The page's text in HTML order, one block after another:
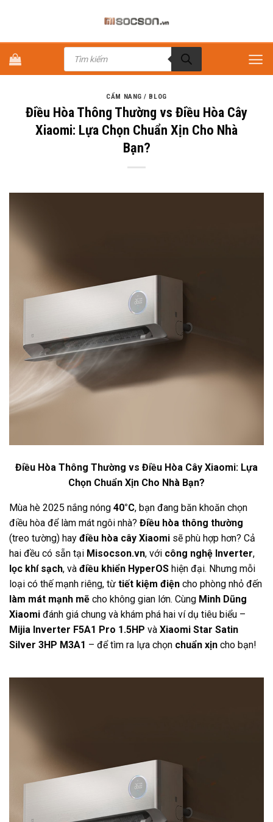
dung
Tìm
kiếm
phẩm
CẨM NANG / BLOG
Điều Hòa Thông Thường vs Điều Hòa Cây
Xiaomi: Lựa Chọn Chuẩn Xịn Cho Nhà
Bạn?
Điều Hòa Thông Thường vs Điều Hòa Cây Xiaomi: Lựa
Chọn Chuẩn Xịn Cho Nhà Bạn?
Mùa hè 2025 nắng nóng 40°C, bạn đang băn khoăn chọn
điều hòa để làm mát ngôi nhà? Điều hòa thông thường
(treo tường) hay điều hòa cây Xiaomi sẽ phù hợp hơn? Cả
hai đều có sẵn tại Misocson.vn, với công nghệ Inverter,
lọc khí sạch, và điều khiển HyperOS hiện đại. Nhưng mỗi
loại có thế mạnh riêng, từ tiết kiệm điện cho phòng nhỏ đến
làm mát mạnh mẽ cho không gian lớn. Cùng Minh Dũng
Xiaomi đánh giá chung và khám phá hai ví dụ tiêu biểu –
Mijia Inverter F5A1 Pro 1.5HP và Xiaomi Star Satin
Silver 3HP M3A1 – để tìm ra lựa chọn chuẩn xịn cho bạn!